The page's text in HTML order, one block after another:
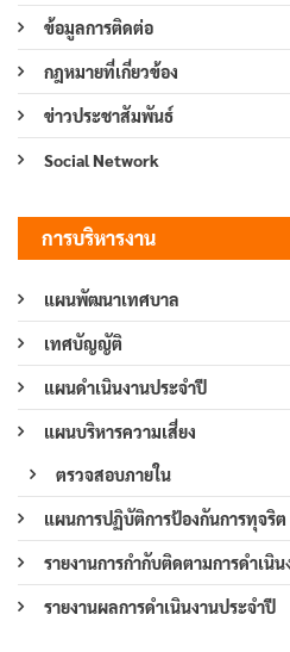
ข้อมูลการติดต่อ
กฎหมายที่เกี่ยวข้อง
ข่าวประชาสัมพันธ์
Social Network
การบริหารงาน
แผนพัฒนาเทศบาล
เทศบัญญัติ
แผนดำเนินงานประจำปี
แผนบริหารความเสี่ยง
ตรวจสอบภายใน
แผนการปฏิบัติการป้องกันการทุจริต
รายงานการกำกับติดตามการดำเนิ
รายงานผลการดำเนินงานประจำปี